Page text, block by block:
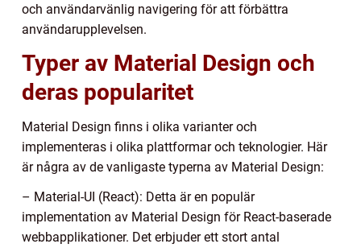
och användarvänlig navigering för att förbättra
användarupplevelsen.
Typer av Material Design och
deras popularitet
Material Design finns i olika varianter och
implementeras i olika plattformar och teknologier. Här
är några av de vanligaste typerna av Material Design:
– Material-UI (React): Detta är en populär
implementation av Material Design för React-baserade
webbapplikationer. Det erbjuder ett stort antal